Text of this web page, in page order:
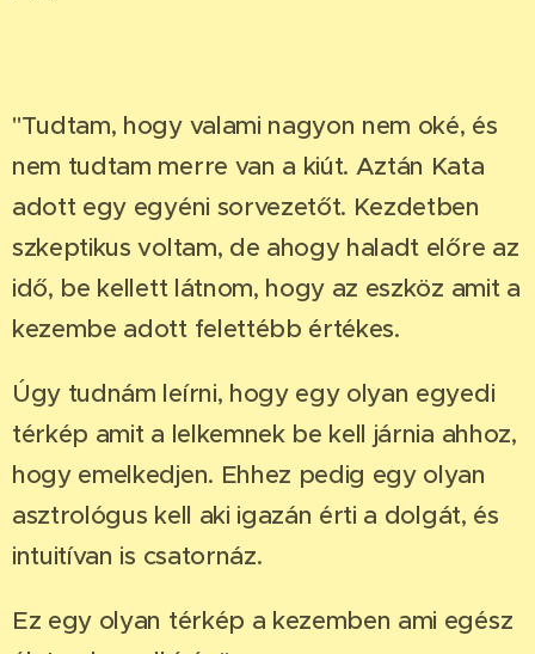
"Tudtam, hogy valami nagyon nem oké, és
nem tudtam merre van a kiút. Aztán Kata
adott egy egyéni sorvezetőt. Kezdetben
szkeptikus voltam, de ahogy haladt előre az
idő, be kellett látnom, hogy az eszköz amit a
kezembe adott felettébb értékes.
Úgy tudnám leírni, hogy egy olyan egyedi
térkép amit a lelkemnek be kell járnia ahhoz,
hogy emelkedjen. Ehhez pedig egy olyan
asztrológus kell aki igazán érti a dolgát, és
intuitívan is csatornáz.
Ez egy olyan térkép a kezemben ami egész